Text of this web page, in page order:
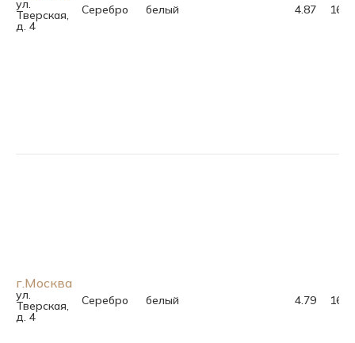
ул.
Тверская,
д. 4
Серебро белый 4.87 16.0
г.Москва
ул.
Тверская,
д. 4
Серебро белый 4.79 16.5